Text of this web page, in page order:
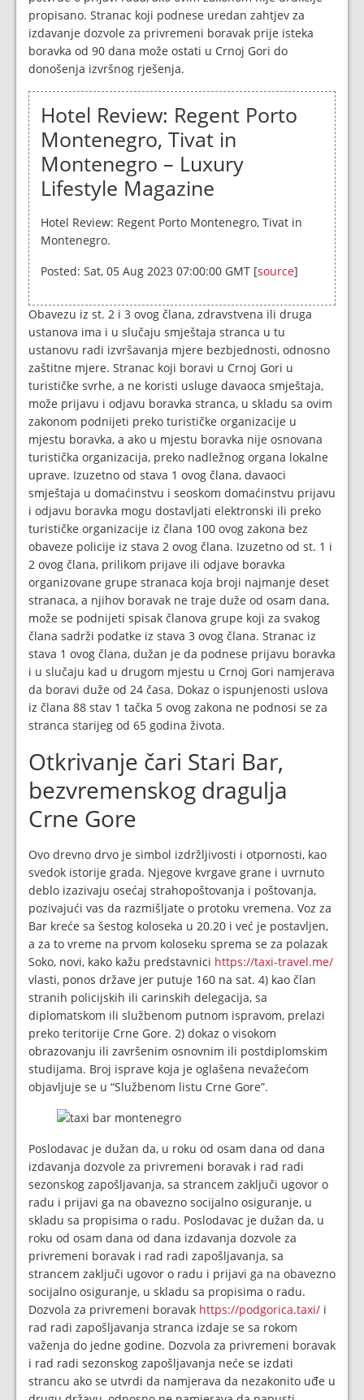
propisano. Stranac koji podnese uredan zahtjev za
izdavanje dozvole za privremeni boravak prije isteka
boravka od 90 dana može ostati u Crnoj Gori do
donošenja izvršnog rješenja.
Hotel Review: Regent Porto
Montenegro, Tivat in
Montenegro – Luxury
Lifestyle Magazine
Hotel Review: Regent Porto Montenegro, Tivat in
Montenegro.
Posted: Sat, 05 Aug 2023 07:00:00 GMT [source]
Obavezu iz st. 2 i 3 ovog člana, zdravstvena ili druga
ustanova ima i u slučaju smještaja stranca u tu
ustanovu radi izvršavanja mjere bezbjednosti, odnosno
zaštitne mjere. Stranac koji boravi u Crnoj Gori u
turističke svrhe, a ne koristi usluge davaoca smještaja,
može prijavu i odjavu boravka stranca, u skladu sa ovim
zakonom podnijeti preko turističke organizacije u
mjestu boravka, a ako u mjestu boravka nije osnovana
turistička organizacija, preko nadležnog organa lokalne
uprave. Izuzetno od stava 1 ovog člana, davaoci
smještaja u domaćinstvu i seoskom domaćinstvu prijavu
i odjavu boravka mogu dostavljati elektronski ili preko
turističke organizacije iz člana 100 ovog zakona bez
obaveze policije iz stava 2 ovog člana. Izuzetno od st. 1 i
2 ovog člana, prilikom prijave ili odjave boravka
organizovane grupe stranaca koja broji najmanje deset
stranaca, a njihov boravak ne traje duže od osam dana,
može se podnijeti spisak članova grupe koji za svakog
člana sadrži podatke iz stava 3 ovog člana. Stranac iz
stava 1 ovog člana, dužan je da podnese prijavu boravka
i u slučaju kad u drugom mjestu u Crnoj Gori namjerava
da boravi duže od 24 časa. Dokaz o ispunjenosti uslova
iz člana 88 stav 1 tačka 5 ovog zakona ne podnosi se za
stranca starijeg od 65 godina života.
Otkrivanje čari Stari Bar,
bezvremenskog dragulja
Crne Gore
Ovo drevno drvo je simbol izdržljivosti i otpornosti, kao
svedok istorije grada. Njegove kvrgave grane i uvrnuto
deblo izazivaju osećaj strahopoštovanja i poštovanja,
pozivajući vas da razmišljate o protoku vremena. Voz za
Bar kreće sa šestog koloseka u 20.20 i već je postavljen,
a za to vreme na prvom koloseku sprema se za polazak
Soko, novi, kako kažu predstavnici https://taxi-travel.me/
vlasti, ponos države jer putuje 160 na sat. 4) kao član
stranih policijskih ili carinskih delegacija, sa
diplomatskom ili službenom putnom ispravom, prelazi
preko teritorije Crne Gore. 2) dokaz o visokom
obrazovanju ili završenim osnovnim ili postdiplomskim
studijama. Broj isprave koja je oglašena nevažećom
objavljuje se u “Službenom listu Crne Gore”.
Poslodavac je dužan da, u roku od osam dana od dana
izdavanja dozvole za privremeni boravak i rad radi
sezonskog zapošljavanja, sa strancem zaključi ugovor o
radu i prijavi ga na obavezno socijalno osiguranje, u
skladu sa propisima o radu. Poslodavac je dužan da, u
roku od osam dana od dana izdavanja dozvole za
privremeni boravak i rad radi zapošljavanja, sa
strancem zaključi ugovor o radu i prijavi ga na obavezno
socijalno osiguranje, u skladu sa propisima o radu.
Dozvola za privremeni boravak https://podgorica.taxi/ i
rad radi zapošljavanja stranca izdaje se sa rokom
važenja do jedne godine. Dozvola za privremeni boravak
i rad radi sezonskog zapošljavanja neće se izdati
strancu ako se utvrdi da namjerava da nezakonito uđe u